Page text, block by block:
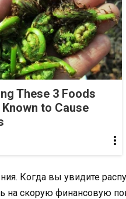
These 3 Foods
to Cause
Когда вы увидите
на скорую финансовую